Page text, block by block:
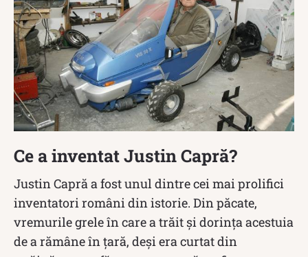
Ce a inventat Justin Capră?
Justin Capră a fost unul dintre cei mai prolifici
inventatori români din istorie. Din păcate,
vremurile grele în care a trăit și dorința acestuia
de a rămâne în țară, deși era curtat din